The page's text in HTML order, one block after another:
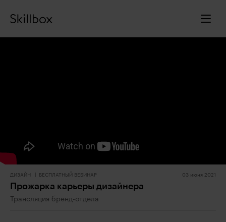
ДИЗАЙН БЕСПЛАТНЫЙ ВЕБИНАР 03 июня 2021
Прожарка карьеры дизайнера
Трансляция бренд-отдела